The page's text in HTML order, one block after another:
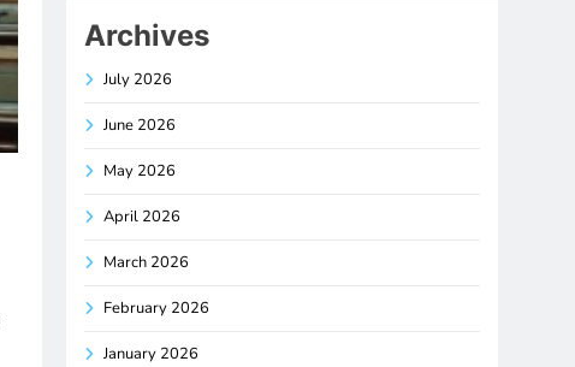
Archives
July 2026
June 2026
May 2026
April 2026
March 2026
February 2026
January 2026